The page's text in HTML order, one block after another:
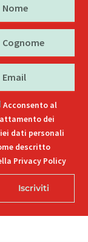
Acconsento al
dei
dati personali
descritto
Privacy Policy
Iscriviti